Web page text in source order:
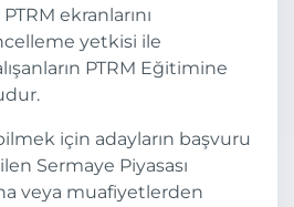
ekranlarını
yetkisi ile
PTRM Eğitimine
için adayların başvuru
Sermaye Piyasası
veya muafiyetlerden